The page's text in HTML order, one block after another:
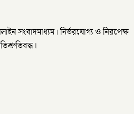
সংবাদমাধ্যম। নির্ভরযোগ্য ও নিরপেক্ষ